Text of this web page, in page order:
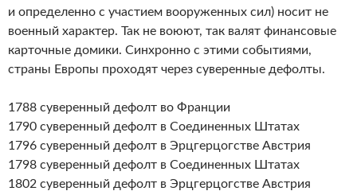
и определенно с участием вооруженных сил) носит не
военный характер. Так не воюют, так валят финансовые
карточные домики. Синхронно с этими событиями,
страны Европы проходят через суверенные дефолты.
1788 суверенный дефолт во Франции
1790 суверенный дефолт в Соединенных Штатах
1796 суверенный дефолт в Эрцгерцогстве Австрия
1798 суверенный дефолт в Соединенных Штатах
1802 суверенный дефолт в Эрцгерцогстве Австрия